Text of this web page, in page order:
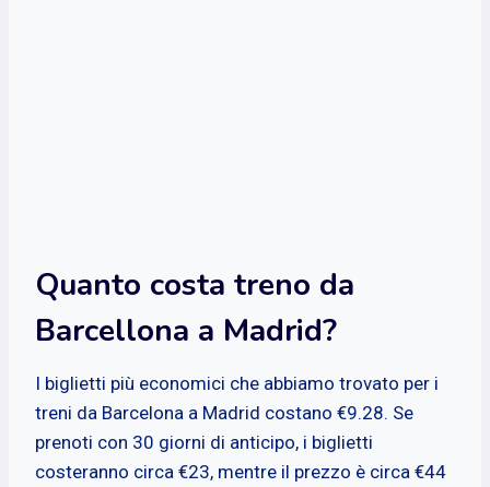
Quanto costa treno da
Barcellona a Madrid?
I biglietti più economici che abbiamo trovato per i
treni da Barcelona a Madrid costano €9.28. Se
prenoti con 30 giorni di anticipo, i biglietti
costeranno circa €23, mentre il prezzo è circa €44